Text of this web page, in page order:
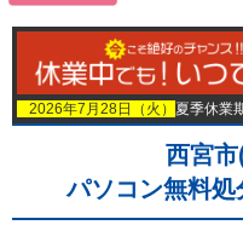
2026年7月28日（火） 夏季休業
西宮
パソコン無料処